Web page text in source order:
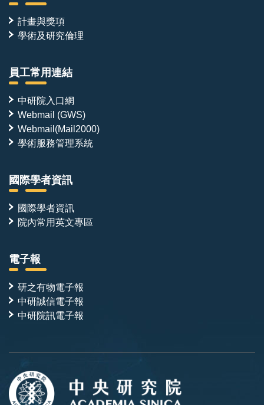
計畫與獎項
學術及研究倫理
員工常用連結
中研院入口網
Webmail (GWS)
Webmail(Mail2000)
學術服務管理系統
國際學者資訊
國際學者資訊
院內常用英文專區
電子報
研之有物電子報
中研誠信電子報
中研院訊電子報